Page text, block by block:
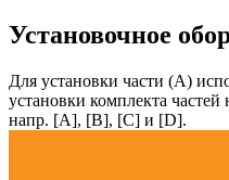
Установочное
Для установки части (А)
установки комплекта частей
напр. [А], [B], [С] и [D].